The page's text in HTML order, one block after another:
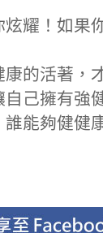
耀！如果
的活著，
己擁有強
能夠健健